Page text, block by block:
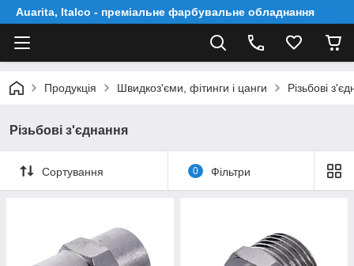
Auarita, Italco - преміальне фарбувальне обладнання
Продукція Швидкоз'єми, фітинги і цанги Різьбові
Різьбові з'єднання
Сортування 0 Фільтри